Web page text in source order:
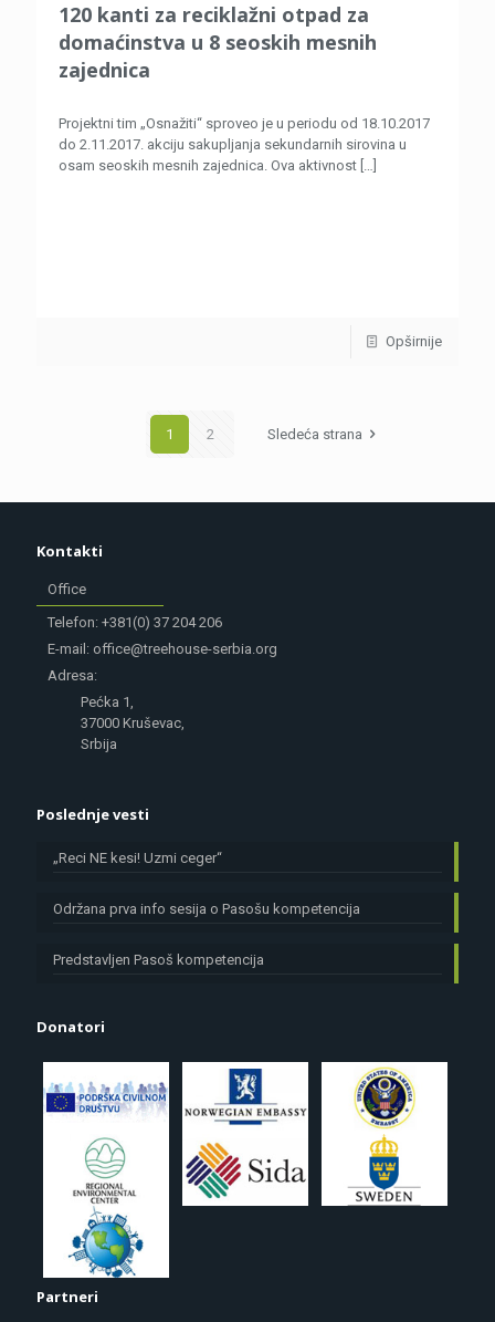
120 kanti za reciklažni otpad za
domaćinstva u 8 seoskih mesnih
zajednica
Projektni tim „Osnažiti“ sproveo je u periodu od 18.10.2017
do 2.11.2017. akciju sakupljanja sekundarnih sirovina u
osam seoskih mesnih zajednica. Ova aktivnost […]
Opširnije
1 2 Sledeća strana
Kontakti
Office
Telefon: +381(0) 37 204 206
E-mail: office@treehouse-serbia.org
Adresa:
Pećka 1,
37000 Kruševac,
Srbija
Poslednje vesti
„Reci NE kesi! Uzmi ceger“
Održana prva info sesija o Pasošu kompetencija
Predstavljen Pasoš kompetencija
Donatori
Partneri